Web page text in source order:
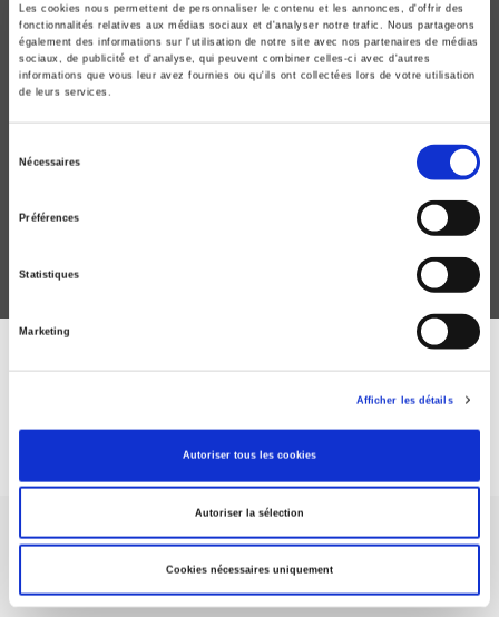
Les cookies nous permettent de personnaliser le contenu et les annonces, d'offrir des
fonctionnalités relatives aux médias sociaux et d'analyser notre trafic. Nous partageons
également des informations sur l'utilisation de notre site avec nos partenaires de médias
sociaux, de publicité et d'analyse, qui peuvent combiner celles-ci avec d'autres
informations que vous leur avez fournies ou qu'ils ont collectées lors de votre utilisation
de leurs services.
Nécessaires
Préférences
Statistiques
Marketing
Afficher les détails
Autoriser tous les cookies
Autoriser la sélection
Cookies nécessaires uniquement
La grande peur du nucléaire
Marie-Hélène Labbé
DISCOVER OUR JOURNALS
Subscribe today